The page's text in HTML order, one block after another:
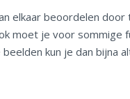
elkaar beoordelen
moet je voor
beelden kun je dan